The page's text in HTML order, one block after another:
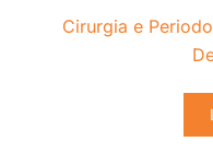
Cirurgia e